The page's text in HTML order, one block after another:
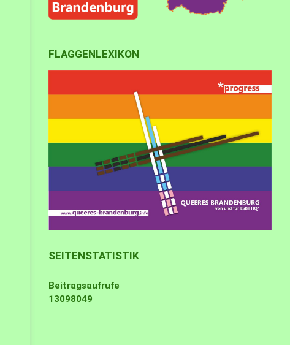
FLAGGENLEXIKON
SEITENSTATISTIK
Beitragsaufrufe
13098049